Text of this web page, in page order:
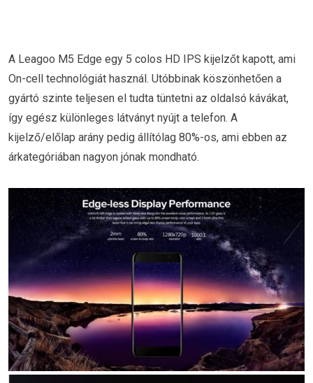
A Leagoo M5 Edge egy 5 colos HD IPS kijelzőt kapott, ami
On-cell technológiát használ. Utóbbinak köszönhetően a
gyártó szinte teljesen el tudta tüntetni az oldalsó kávákat,
így egész különleges látványt nyújt a telefon. A
kijelző/előlap arány pedig állítólag 80%-os, ami ebben az
árkategóriában nagyon jónak mondható.